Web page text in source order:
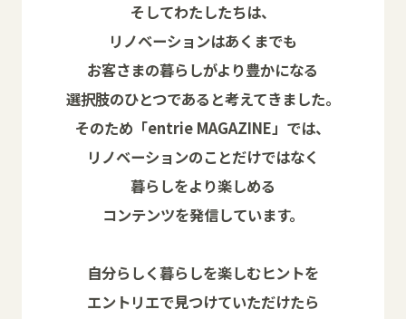
そしてわたしたちは、
リノベーションはあくまでも
お客さまの暮らしがより豊かになる
選択肢のひとつであると考えてきました。
そのため「entrie MAGAZINE」では、
リノベーションのことだけではなく
暮らしをより楽しめる
コンテンツを発信しています。
自分らしく暮らしを楽しむヒントを
エントリエで見つけていただけたら